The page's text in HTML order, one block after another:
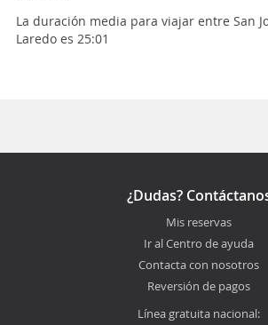
La duración media para viajar entre San
Laredo es 25:01
¿Dudas?
Mis reservas
Ir al Centro de ayuda
Contacta con nosotros
Reversión de pagos
Línea gratuita nacional: